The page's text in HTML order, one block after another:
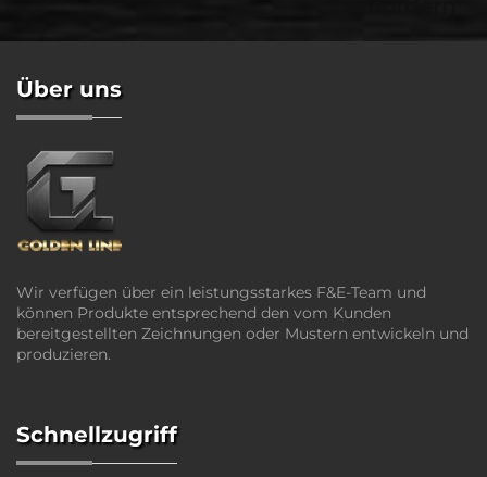
Über uns
Wir verfügen über ein leistungsstarkes F&E-Team und
können Produkte entsprechend den vom Kunden
bereitgestellten Zeichnungen oder Mustern entwickeln und
produzieren.
Schnellzugriff